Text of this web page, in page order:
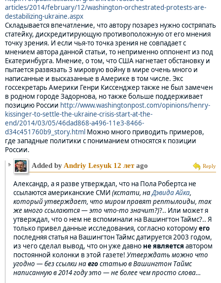
articles/2014/february/12/washington-orchestrated-protests-are-
destabilizing-ukraine.aspx
Складывается впечатление, что автору позарез нужно состряпать
статейку, дискредитирующую противоположную от его мнения
точку зрения. И если чья-то точка зрения не совпадает с
мнением автора данной статьи, то неприменно оппонент из под
Екатеринбурга. Мнение, о том, что США нагнетает обстановку и
пытается развязать 3 мировую войну в мире очень много и
написанные и высказанные в Америке в том числе. Экс
госсекретарь Америки Генри Киссенджер также не был замечен
в родном городе Задорнова, но также больше поддерживает
позицию России http://www.washingtonpost.com/opinions/henry-
kissinger-to-settle-the-ukraine-crisis-start-at-the-
end/2014/03/05/46dad868-a496-11e3-8466-
d34c451760b9_story.html Можно много приводить примеров,
где западные политики с пониманием относятся к позиции
России.
Reply
Added byAndriy Lesyuk 12 летago
Александр, а я разве утверждал, что на Пола Робертса не
ссылаются американские СМИ (кстати, наДэвида Айка,
который утверждает, что миром правят рептылоиды, так
же много ссылаются — это что-то значит?)?.. Или может я
утверждал, что о нем не вспоминали на Вашингтон Таймс?.. Я
только привел данные исследования, согласно которомуего
последняя статья на Вашингтон Таймс датируется 2003 годом,
из чего сделал вывод, что он уже давно не является автором
постоянной колонки в этой газете! Утверждать можно что
угодно — без ссылки наегостатью в Вашингтон Таймс
написанную в 2014 году это — не более чем просто слова…